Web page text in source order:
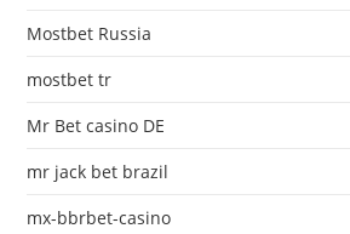
Mostbet Russia
mostbet tr
Mr Bet casino DE
mr jack bet brazil
mx-bbrbet-casino